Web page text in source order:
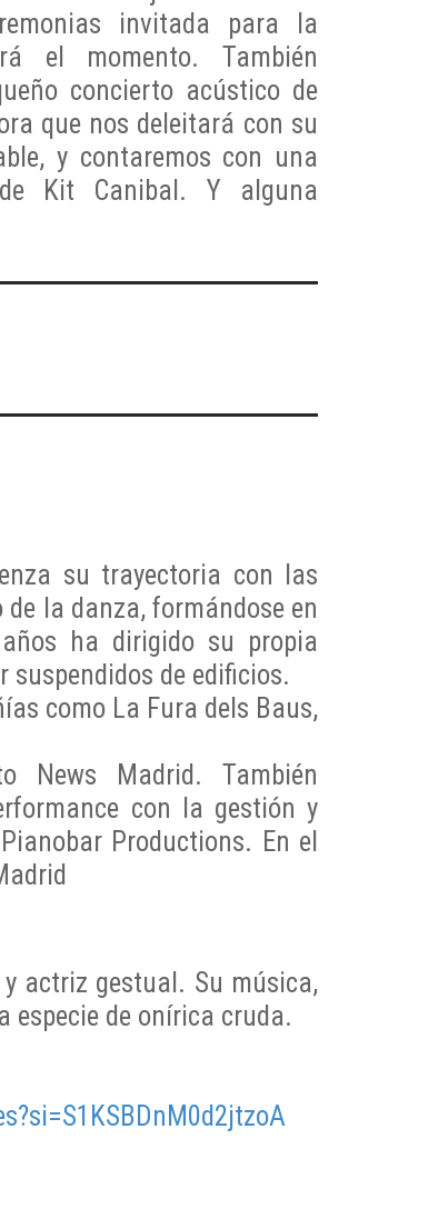
invitada para la
el momento. También
concierto acústico de
que nos deleitará con su
y contaremos con una
Kit Canibal. Y alguna
su trayectoria con las
la danza, formándose en
ha dirigido su propia
suspendidos de edificios.
como La Fura dels Baus,
News Madrid. También
con la gestión y
Productions. En el
actriz gestual. Su música,
especie de onírica cruda.